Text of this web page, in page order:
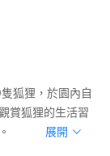
狐狸，於園內自
賞狐狸的生活習
展開